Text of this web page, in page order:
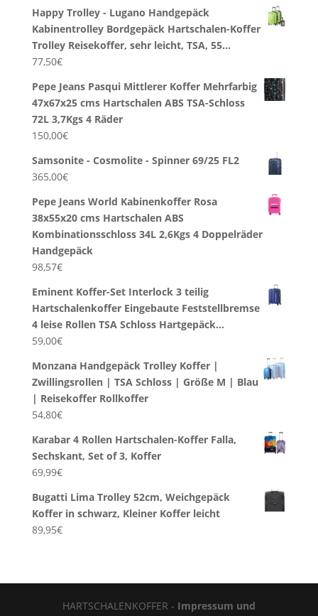
Happy Trolley - Lugano Handgepäck
Kabinentrolley Bordgepäck Hartschalen-Koffer
Trolley Reisekoffer, sehr leicht, TSA, 55…
77,50€
Pepe Jeans Pasqui Mittlerer Koffer Mehrfarbig
47x67x25 cms Hartschalen ABS TSA-Schloss
72L 3,7Kgs 4 Räder
150,00€
Samsonite - Cosmolite - Spinner 69/25 FL2
365,00€
Pepe Jeans World Kabinenkoffer Rosa
38x55x20 cms Hartschalen ABS
Kombinationsschloss 34L 2,6Kgs 4 Doppelräder
Handgepäck
98,57€
Eminent Koffer-Set Interlock 3 teilig
Hartschalenkoffer Eingebaute Feststellbremse
4 leise Rollen TSA Schloss Hartgepäck…
59,00€
Monzana Handgepäck Trolley Koffer |
Zwillingsrollen | TSA Schloss | Größe M | Blau
| Reisekoffer Rollkoffer
54,80€
Karabar 4 Rollen Hartschalen-Koffer Falla,
Sechskant, Set of 3, Koffer
69,99€
Bugatti Lima Trolley 52cm, Weichgepäck
Koffer in schwarz, Kleiner Koffer leicht
89,95€
HARTSCHALENKOFFER - Impressum und